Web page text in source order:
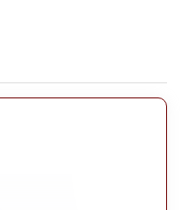
в 5 км к северо-востоку
очарованием